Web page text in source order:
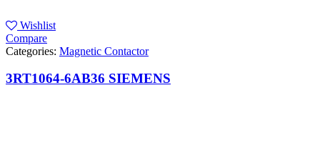
Wishlist
Compare
Categories: Magnetic Contactor
3RT1064-6AB36 SIEMENS